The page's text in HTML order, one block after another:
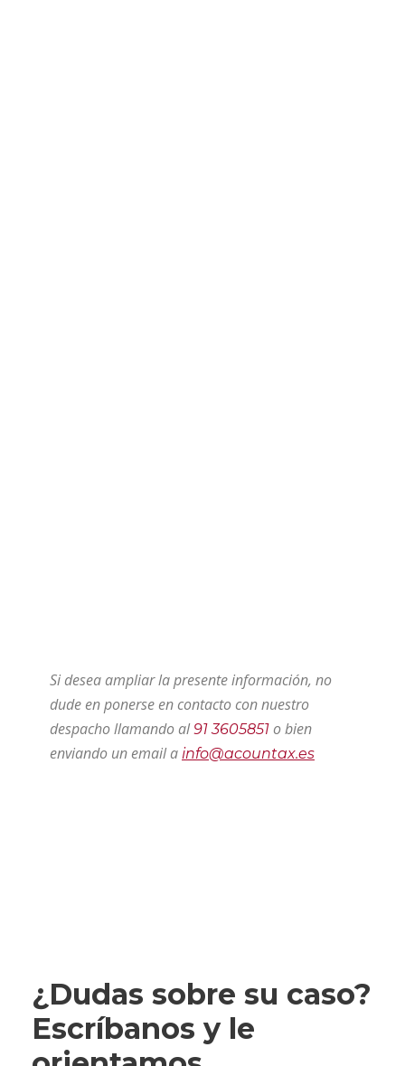
Si desea ampliar la presente información, no
dude en ponerse en contacto con nuestro
despacho llamando al91 3605851 o bien
enviando un email a info@acountax.es
¿Dudas sobre su caso?
Escríbanos y le